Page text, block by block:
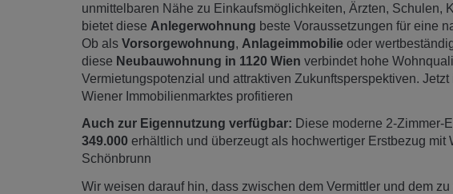
unmittelbaren Nähe zu Einkaufsmöglichkeiten, Ärzten, Schulen,
bietet diese Anlegerwohnung beste Voraussetzungen für eine
Ob als Vorsorgewohnung, Anlageimmobilie oder
diese Neubauwohnung in 1120 Wien verbindet hohe
Vermietungspotenzial und attraktiven Zukunftsperspektiven.
Wiener Immobilienmarktes profitieren
Auch zur Eigennutzung verfügbar: Diese moderne 2-Zimmer-
349.000 erhältlich und überzeugt als hochwertiger Erstbezug mit
Schönbrunn
Wir weisen darauf hin, dass zwischen dem Vermittler und dem